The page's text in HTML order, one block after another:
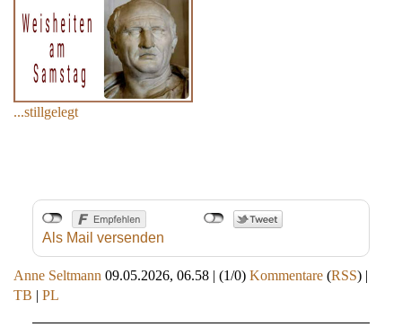
...stillgelegt
Als Mail versenden
Anne Seltmann 09.05.2026, 06.58 | (1/0) Kommentare (RSS) |
TB | PL